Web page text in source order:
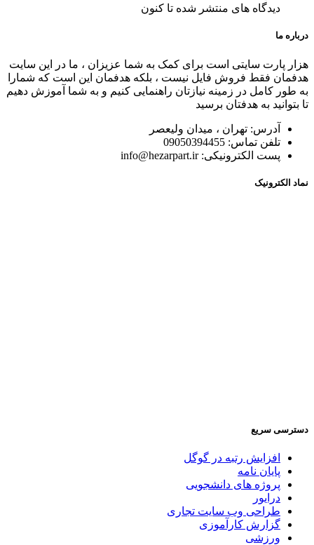
دیدگاه های منتشر شده تا کنون
درباره ما
هزار پارت سایتی است برای کمک به شما عزیزان ، ما در این سایت
هدفمان فقط فروش فایل نیست ، بلکه هدفمان این است که شمارا
به طور کامل در زمینه نیازتان راهنمایی کنیم و به شما آموزش دهیم
تا بتوانید به هدفتان برسید
آدرس: تهران ، میدان ولیعصر
تلفن تماس: 09050394455
پست الکترونیکی: info@hezarpart.ir
نماد الکترونیک
دسترسی سریع
افزایش رتبه در گوگل
پایان نامه
پروژه های دانشجویی
درایور
طراحی وب سایت تجاری
گزارش کارآموزی
ورزشی